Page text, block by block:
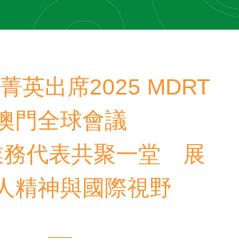
英出席2025 MDRT
門全球會議
務代表共聚一堂 展
精神與國際視野